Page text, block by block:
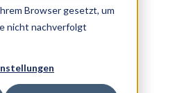
Browser gesetzt, um
nicht nachverfolgt